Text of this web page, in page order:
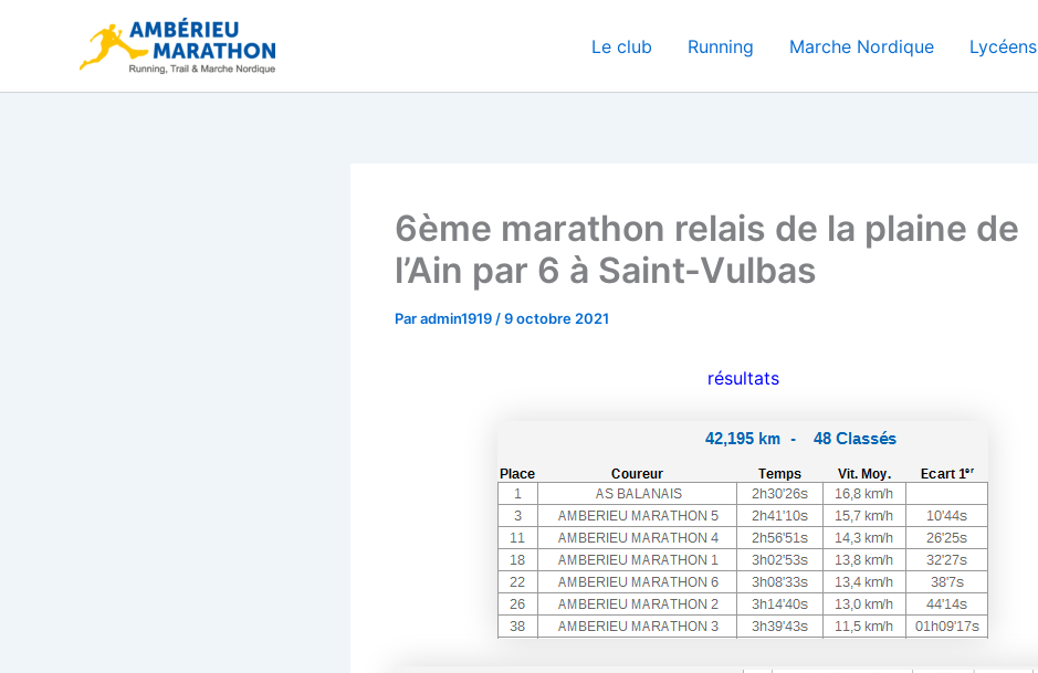
Le club Running Marche Nordique Lycéens
6ème marathon relais de la plaine de
l’Ain par 6 à Saint-Vulbas
Paradmin1919 /9 octobre 2021
résultats